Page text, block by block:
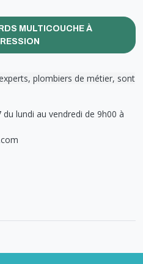
MULTICOUCHE À
plombiers de métier, sont
du lundi au vendredi de 9h00 à